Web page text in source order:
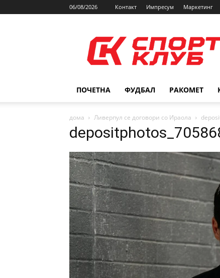
06/08/2026 Контакт Импресум Маркетинг
ПОЧЕТНА ФУДБАЛ РАКОМЕТ
дома Ливерпул се договори со Ираола